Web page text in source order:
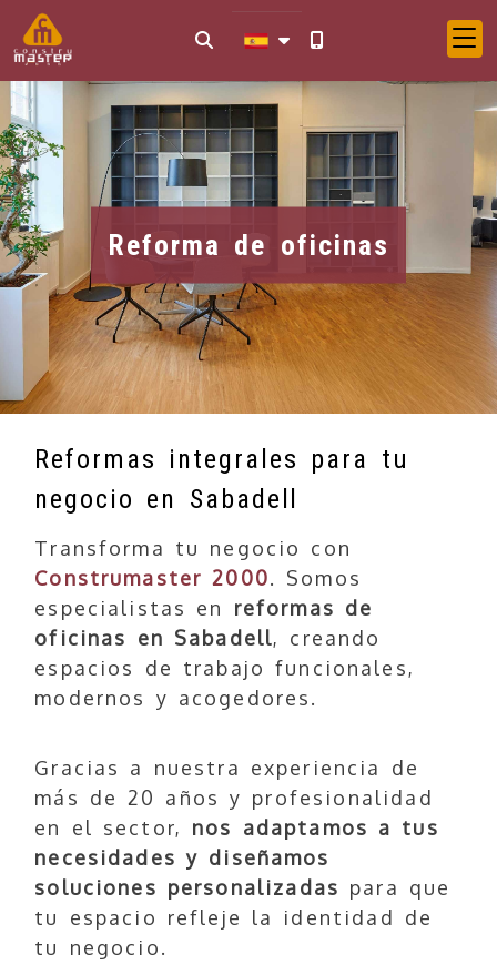
Reforma de oficinas
Reformas integrales para tu
negocio en Sabadell
Transforma tu negocio con
Construmaster 2000. Somos
especialistas en reformas de
oficinas en Sabadell, creando
espacios de trabajo funcionales,
modernos y acogedores.
Gracias a nuestra experiencia de
más de 20 años y profesionalidad
en el sector, nos adaptamos a tus
necesidades y diseñamos
soluciones personalizadas para que
tu espacio refleje la identidad de
tu negocio.